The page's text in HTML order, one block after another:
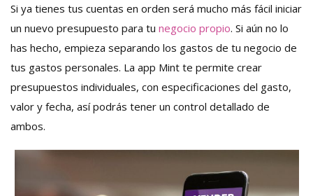
Si ya tienes tus cuentas en orden será mucho más fácil iniciar
un nuevo presupuesto para tu negocio propio. Si aún no lo
has hecho, empieza separando los gastos de tu negocio de
tus gastos personales. La app Mint te permite crear
presupuestos individuales, con especificaciones del gasto,
valor y fecha, así podrás tener un control detallado de
ambos.